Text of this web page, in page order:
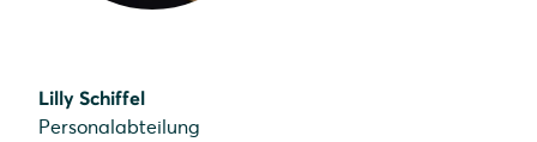
Lilly Schiffel
Personalabteilung